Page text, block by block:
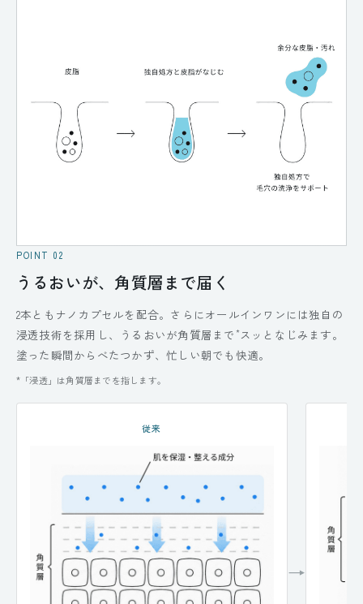
従来
→
POINT 02
うるおいが、角質層まで届く
2本ともナノカプセルを配合。さらにオールインワンには独自の
浸透技術を採用し、うるおいが角質層まで *スッとなじみます。
塗った瞬間からべたつかず、忙しい朝でも快適。
*「浸透」は角質層までを指します。